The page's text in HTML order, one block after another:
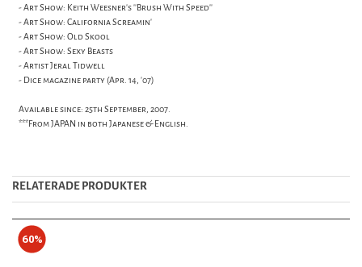
- Art Show: Keith Weesner's ''Brush With Speed''
- Art Show: California Screamin'
- Art Show: Old Skool
- Art Show: Sexy Beasts
- Artist Jeral Tidwell
- Dice magazine party (Apr. 14, '07)
Available since: 25th September, 2007.
***From JAPAN in both Japanese & English.
RELATERADE PRODUKTER
60%